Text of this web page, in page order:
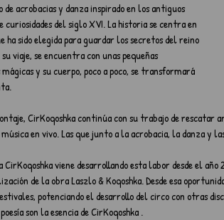
de acrobacias y danza inspirado en los antiguos
curiosidades del siglo XVI. La historia se centra en
ha sido elegida para guardar los secretos del reino
viaje, se encuentra con unas pequeñas
y su cuerpo, poco a poco, se transformará
CirKoqoshka continúa con su trabajo de
en vivo. Las que junto a la acrobacia, la danza
CirKoqoshka viene desarrollando esta labor desde el
de la obra Laszlo & Koqoshka. Desde esa
potenciando el desarrollo del circo con otras
son la esencia de CirKoqoshka .